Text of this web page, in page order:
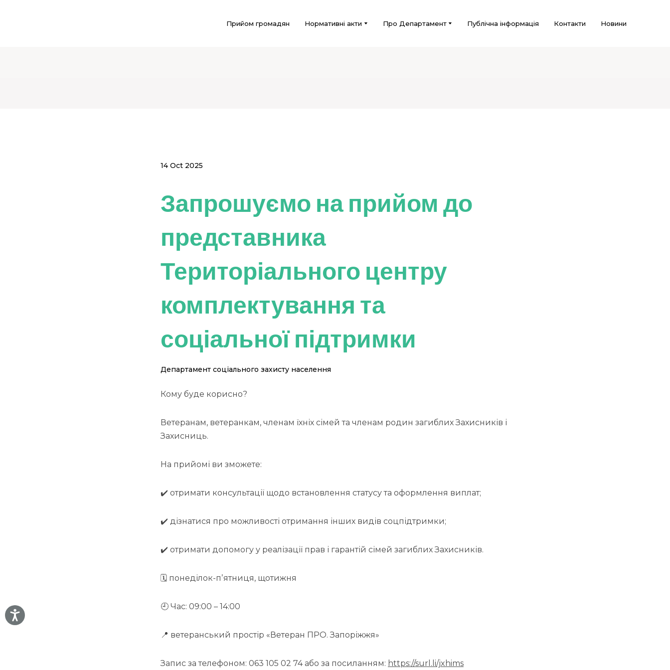
Прийом громадян Нормативні акти Про Департамент Публічна інформація Контакти Новини
14 Oct 2025
Запрошуємо на прийом до
представника
Територіального центру
комплектування та
соціальної підтримки
Департамент соціального захисту населення
Кому буде корисно?
Ветеранам, ветеранкам, членам їхніх сімей та членам родин загиблих Захисників і
Захисниць.
На прийомі ви зможете:
✔️ отримати консультації щодо встановлення статусу та оформлення виплат;
✔️ дізнатися про можливості отримання інших видів соцпідтримки;
✔️ отримати допомогу у реалізації прав і гарантій сімей загиблих Захисників.
🗓 понеділок-пʼятниця, щотижня
🕘 Час: 09:00 – 14:00
📍 ветеранський простір «Ветеран ПРО. Запоріжжя»
Запис за телефоном: 063 105 02 74 або за посиланням: https://surl.li/jxhims